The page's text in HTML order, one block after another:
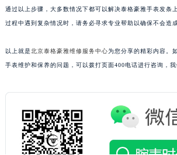
通过以上步骤，大多数情况下都可以解决泰格豪雅手表发条
过程中遇到复杂情况时，请务必寻求专业帮助以确保不会造
以上就是北京泰格豪雅维修服务中心为您分享的精彩内容。
手表维护和保养的问题，可以拨打页面400电话进行咨询，我